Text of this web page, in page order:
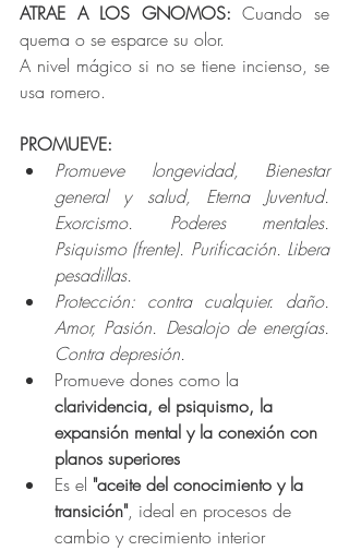
ATRAE A LOS GNOMOS: Cuando se
quema o se esparce su olor.
A nivel mágico si no se tiene incienso, se
usa romero.
PROMUEVE:
Promueve longevidad, Bienestar
general y salud, Eterna Juventud.
Exorcismo. Poderes mentales.
Psiquismo (frente). Purificación. Libera
pesadillas.
Protección: contra cualquier. daño.
Amor, Pasión. Desalojo de energías.
Contra depresión.
Promueve dones como la
clarividencia, el psiquismo, la
expansión mental y la conexión con
planos superiores
Es el "aceite del conocimiento y la
transición", ideal en procesos de
cambio y crecimiento interior